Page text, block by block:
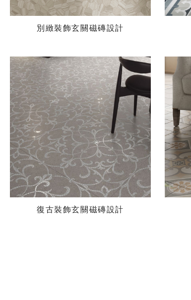
別緻裝飾玄關磁磚設計
復古裝飾玄關磁磚設計